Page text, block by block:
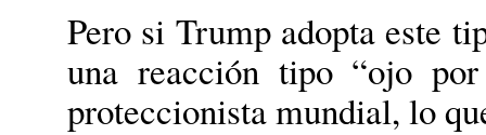
Pero si Trump adopta este
una reacción tipo “ojo
proteccionista mundial, lo